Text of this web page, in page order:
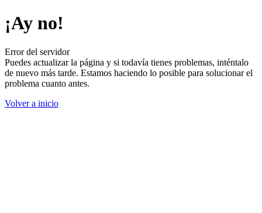
¡Ay no!
Error del servidor
Puedes actualizar la página y si todavía tienes problemas, inténtalo
de nuevo más tarde. Estamos haciendo lo posible para solucionar el
problema cuanto antes.
Volver a inicio